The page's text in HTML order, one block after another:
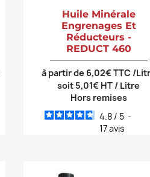
Huile Minérale
Engrenages Et
Réducteurs -
REDUCT 460
à partir de 6,02€ TTC /
soit 5,01€ HT / Litre
Hors remises
4.8 / 5 -
17avis